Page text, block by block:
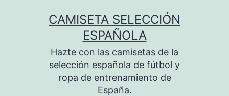
CAMISETA SELECCIÓN
ESPAÑOLA
Hazte con las camisetas de la
selección española de fútbol y
ropa de entrenamiento de
España.